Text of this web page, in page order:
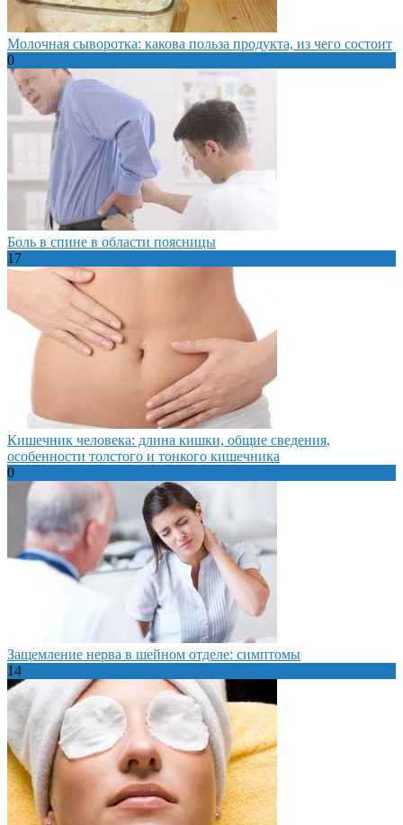
Молочная сыворотка: какова польза продукта, из чего состоит
0
Боль в спине в области поясницы
17
Кишечник человека: длина кишки, общие сведения,
особенности толстого и тонкого кишечника
0
Защемление нерва в шейном отделе: симптомы
14